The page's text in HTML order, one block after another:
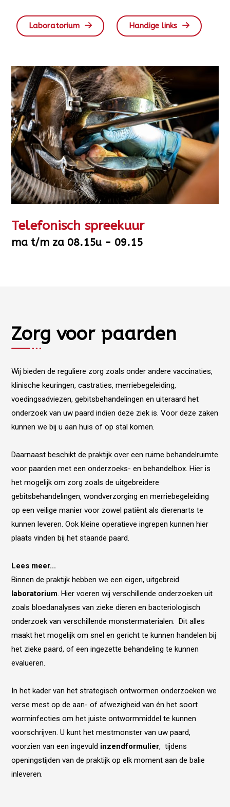
Laboratorium Handige links
Telefonisch spreekuur
ma t/m za 08.15u - 09.15
Zorg voor paarden
Wij bieden de reguliere zorg zoals onder andere vaccinaties,
klinische keuringen, castraties, merriebegeleiding,
voedingsadviezen, gebitsbehandelingen en uiteraard het
onderzoek van uw paard indien deze ziek is. Voor deze zaken
kunnen we bij u aan huis of op stal komen.
Daarnaast beschikt de praktijk over een ruime behandelruimte
voor paarden met een onderzoeks- en behandelbox. Hier is
het mogelijk om zorg zoals de uitgebreidere
gebitsbehandelingen, wondverzorging en merriebegeleiding
op een veilige manier voor zowel patiënt als dierenarts te
kunnen leveren. Ook kleine operatieve ingrepen kunnen hier
plaats vinden bij het staande paard.
Lees meer...
Binnen de praktijk hebben we een eigen, uitgebreid
laboratorium. Hier voeren wij verschillende onderzoeken uit
zoals bloedanalyses van zieke dieren en bacteriologisch
onderzoek van verschillende monstermaterialen. Dit alles
maakt het mogelijk om snel en gericht te kunnen handelen bij
het zieke paard, of een ingezette behandeling te kunnen
evalueren.
In het kader van het strategisch ontwormen onderzoeken we
verse mest op de aan- of afwezigheid van én het soort
worminfecties om het juiste ontwormmiddel te kunnen
voorschrijven. U kunt het mestmonster van uw paard,
voorzien van een ingevuld inzendformulier, tijdens
openingstijden van de praktijk op elk moment aan de balie
inleveren.